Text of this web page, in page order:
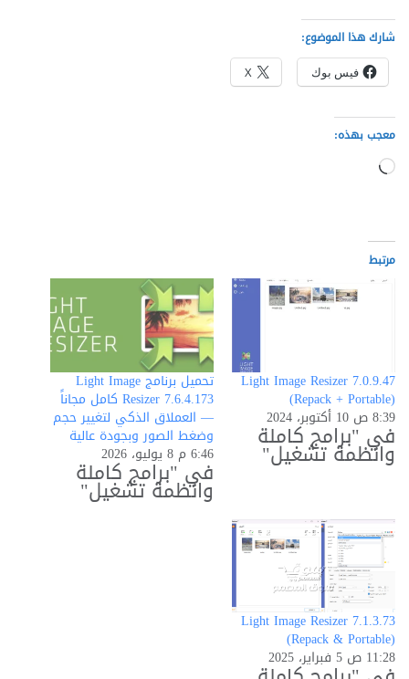
شارك هذا الموضوع:
فيس بوك X
معجب بهذه:
جاري
مرتبط
Light Image Resizer 7.0.9.47
(Repack + Portable)
8:39 ص 10 أكتوبر، 2024
في "برامج كاملة
وانظمة تشغيل"
تحميل برنامج Light Image
Resizer 7.6.4.173 كامل مجاناً
— العملاق الذكي لتغيير حجم
وضغط الصور وبجودة عالية
6:46 م 8 يوليو، 2026
في "برامج كاملة
وانظمة تشغيل"
Light Image Resizer 7.1.3.73
(Repack & Portable)
11:28 ص 5 فبراير، 2025